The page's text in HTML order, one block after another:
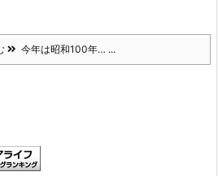
今年は昭和100年… ...